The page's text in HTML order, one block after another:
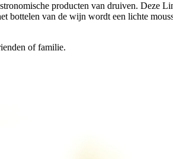
producten van druiven. Deze
bottelen van de wijn wordt een lichte
of familie.